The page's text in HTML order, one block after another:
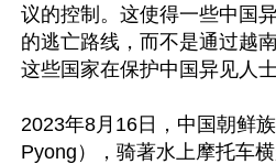
议的控制。这使得一些中国
的逃亡路线，而不是通过越
这些国家在保护中国异见人
2023年8月16日，中国朝鲜
Pyong），骑著水上摩托车